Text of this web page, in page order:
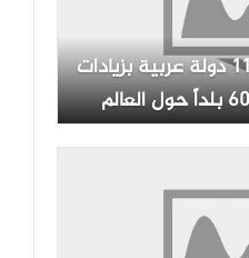
ترامب يستهدف مصر و11 دولة عربية بزيادات